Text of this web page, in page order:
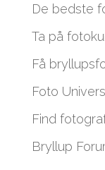
De bedste
Ta på
Få
Foto
Find
Bryllup